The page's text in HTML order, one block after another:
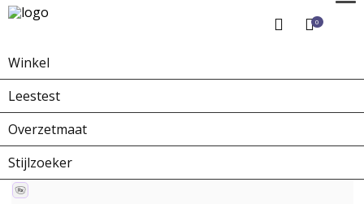
0
Winkel
Leestest
Overzetmaat
Stijlzoeker
Home Winkel